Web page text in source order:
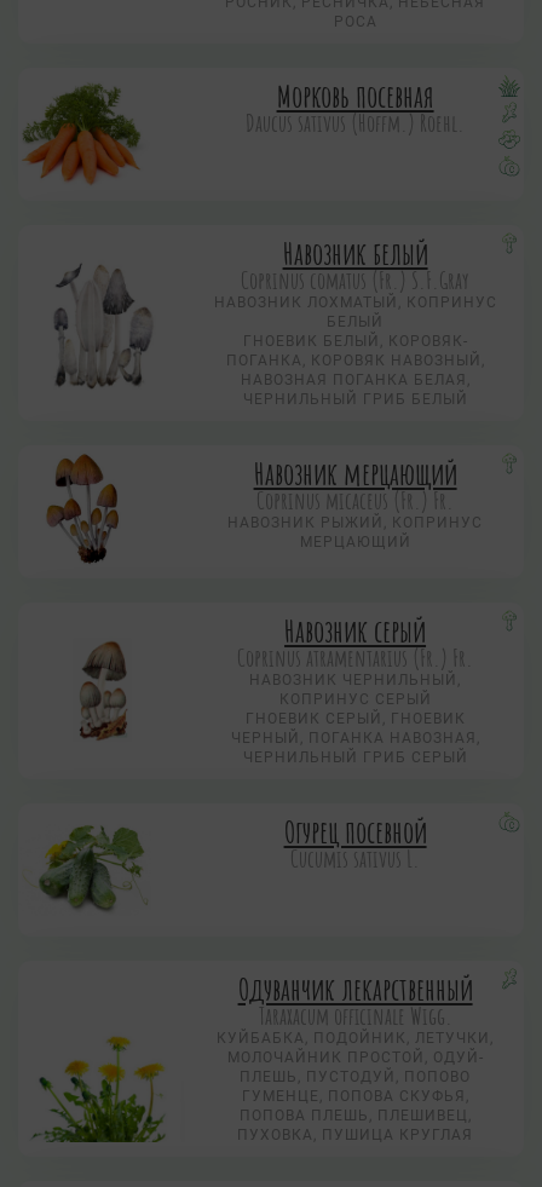
РОСА
Морковь посевная
Daucus sativus (Hoffm.) Roehl.
Навозник белый
Coprinus comatus (Fr.) S.F.Gray
НАВОЗНИК ЛОХМАТЫЙ, КОПРИНУС
БЕЛЫЙ
ГНОЕВИК БЕЛЫЙ, КОРОВЯК-
ПОГАНКА, КОРОВЯК НАВОЗНЫЙ,
НАВОЗНАЯ ПОГАНКА БЕЛАЯ,
ЧЕРНИЛЬНЫЙ ГРИБ БЕЛЫЙ
Навозник мерцающий
Coprinus micaceus (Fr.) Fr.
НАВОЗНИК РЫЖИЙ, КОПРИНУС
МЕРЦАЮЩИЙ
Навозник серый
Coprinus atramentarius (Fr.) Fr.
НАВОЗНИК ЧЕРНИЛЬНЫЙ,
КОПРИНУС СЕРЫЙ
ГНОЕВИК СЕРЫЙ, ГНОЕВИК
ЧЕРНЫЙ, ПОГАНКА НАВОЗНАЯ,
ЧЕРНИЛЬНЫЙ ГРИБ СЕРЫЙ
Огурец посевной
Cucumis sativus L.
Одуванчик лекарственный
Taraxacum officinale Wigg.
КУЙБАБКА, ПОДОЙНИК, ЛЕТУЧКИ,
МОЛОЧАЙНИК ПРОСТОЙ, ОДУЙ-
ПЛЕШЬ, ПУСТОДУЙ, ПОПОВО
ГУМЕНЦЕ, ПОПОВА СКУФЬЯ,
ПОПОВА ПЛЕШЬ, ПЛЕШИВЕЦ,
ПУХОВКА, ПУШИЦА КРУГЛАЯ